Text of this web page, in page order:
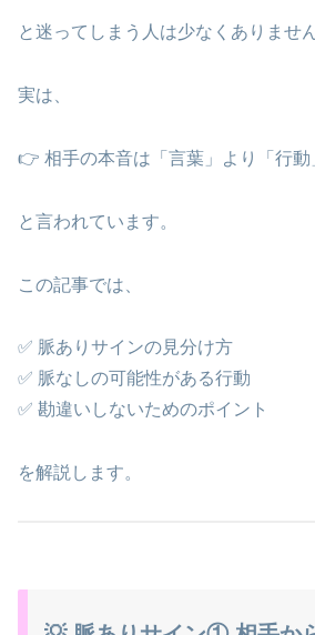
と迷ってしまう人は少なくありません
実は、
👉 相手の本音は「言葉」より「行動
と言われています。
この記事では、
✅ 脈ありサインの見分け方
✅ 脈なしの可能性がある行動
✅ 勘違いしないためのポイント
を解説します。